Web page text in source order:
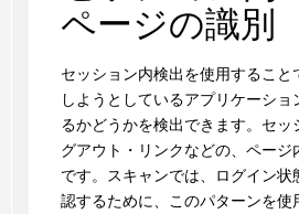
ページの識別
セッション内検出を使用すること
しようとしているアプリケーシ
るかどうかを検出できます。セッ
グアウト・リンクなどの、ペー
です。スキャンでは、ログイン
認するために、このパターンを使